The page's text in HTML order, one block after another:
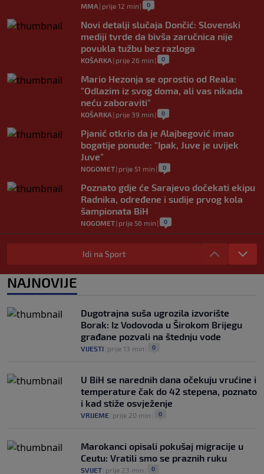
MMA | prije 12 min | 0
Novi detalji slučaja Dončić: Slovenski
mediji tvrde da bivša zaručnica nije
povukla tužbu bez razloga
KOŠARKA | prije 26 min | 0
Mario Hezonja se oprostio od Reala:
"Odlazim iz svog doma, ali vas nikada
neću zaboraviti"
KOŠARKA | prije 39 min | 0
Pjanić otkrio da je Alajbegović imao
bogatije ponude: "Ipak, Juve je uvijek
Juve"
NOGOMET| prije 51 min | 0
Poznato gdje će Sarajevo dočekati ekipu
Radnika, određene i sudije prvog kola
šampionata BiH
NOGOMET| prije 56 min | 0
Navijački neredi u Litvaniji: Torcida se
potukla u centru grada? (VIDEO)
Idi na Sport
NAJNOVIJE
Dugotrajna suša ugrozila izvorište
Borak: Iz Vodovoda u Širokom Brijegu
građane pozvali na štednju vode
VIJESTI prije 13 min 0
U BiH se narednih dana očekuju vrućine i
temperature čak do 42 stepena, poznato
i kad stiže osvježenje
VRIJEME prije 20 min 0
Marokanci opisali pokušaj migracije u
Ceutu: Vratili smo se praznih ruku
SVIJET prije 23 min 0